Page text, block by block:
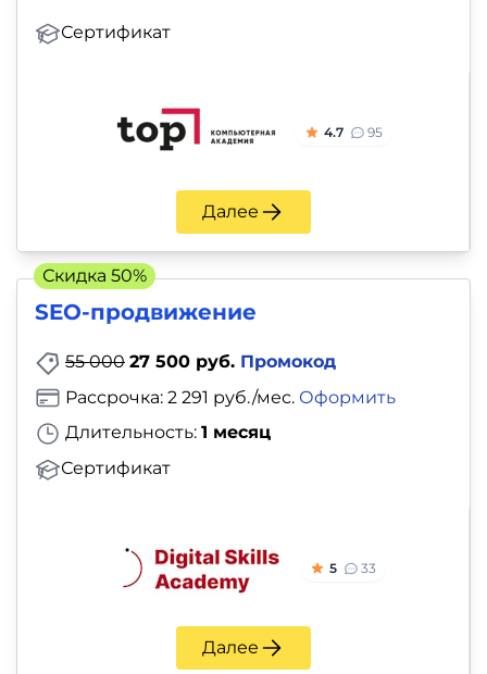
Сертификат
4.7 95
Далее
SEO-продвижение
55 000 27 500 руб. Промокод
Длительность: 1 месяц
Сертификат
Рассрочка: 2 291 руб./мес. Оформить
5 33
Далее
Скидка 50%